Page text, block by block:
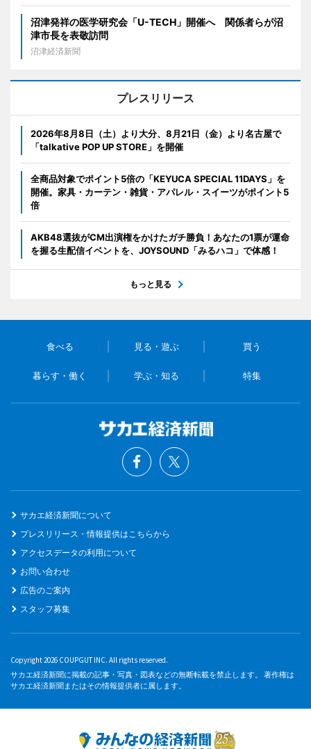
沼津発祥の医学研究会「U-TECH」開催へ 関係者らが沼
津市長を表敬訪問
沼津経済新聞
プレスリリース
2026年8月8日（土）より大分、8月21日（金）より名古屋で
「talkative POP UP STORE」を開催
全商品対象でポイント5倍の「KEYUCA SPECIAL 11DAYS」を
開催。家具・カーテン・雑貨・アパレル・スイーツがポイント5
倍
AKB48選抜がCM出演権をかけたガチ勝負！あなたの1票が運命
を握る生配信イベントを、JOYSOUND「みるハコ」で体感！
もっと見る
食べる 見る・遊ぶ 買う
暮らす・働く 学ぶ・知る 特集
サカエ経済新聞について
プレスリリース・情報提供はこちらから
アクセスデータの利用について
お問い合わせ
広告のご案内
スタッフ募集
Copyright 2026 COUPGUT INC. All rights reserved.
サカエ経済新聞に掲載の記事・写真・図表などの無断転載を禁止します。 著作権は
サカエ経済新聞またはその情報提供者に属します。